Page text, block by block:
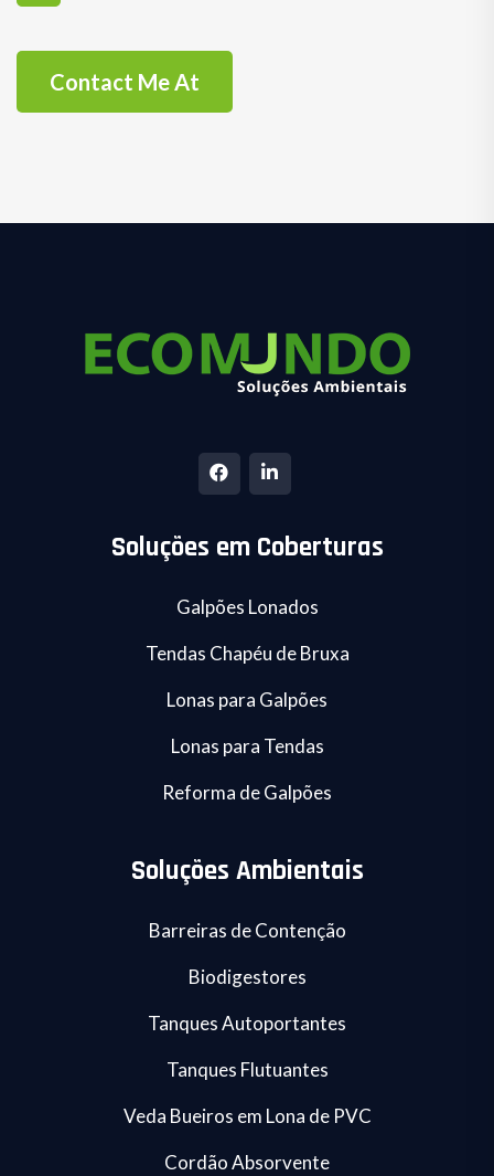
Contact Me At
Soluções em Coberturas
Galpões Lonados
Tendas Chapéu de Bruxa
Lonas para Galpões
Lonas para Tendas
Reforma de Galpões
Soluções Ambientais
Barreiras de Contenção
Biodigestores
Tanques Autoportantes
Tanques Flutuantes
Veda Bueiros em Lona de PVC
Cordão Absorvente